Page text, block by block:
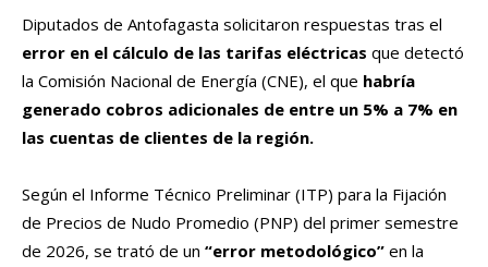
Diputados de Antofagasta solicitaron respuestas tras el
error en el cálculo de las tarifas eléctricas que detectó
la Comisión Nacional de Energía (CNE), el que habría
generado cobros adicionales de entre un 5% a 7% en
las cuentas de clientes de la región.
Según el Informe Técnico Preliminar (ITP) para la Fijación
de Precios de Nudo Promedio (PNP) del primer semestre
de 2026, se trató de un “error metodológico” en la